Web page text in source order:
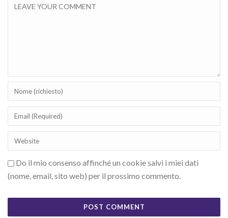
Do il mio consenso affinché un cookie salvi i miei dati
(nome, email, sito web) per il prossimo commento.